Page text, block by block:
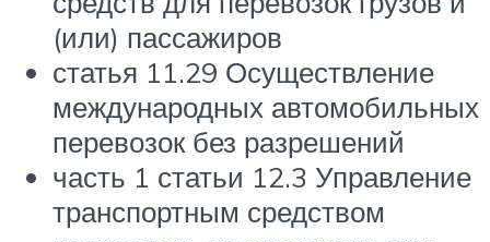
(или) пассажиров
статья 11.29 Осуществление
международных автомобильных
перевозок без разрешений
часть 1 статьи 12.3 Управление
транспортным средством